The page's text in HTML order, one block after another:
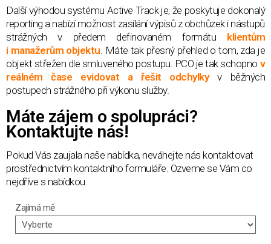
Další výhodou systému Active Track je, že poskytuje dokonalý
reporting a nabízí možnost zasílání výpisů z obchůzek i nástupů
strážných v předem definovaném formátu klientům
i manažerům objektu. Máte tak přesný přehled o tom, zda je
objekt střežen dle smluveného postupu. PCO je tak schopno v
reálném čase evidovat a řešit odchylkyv běžných
postupech strážného při výkonu služby.
Máte zájem o spolupráci?
Kontaktujte nás!
Pokud Vás zaujala naše nabídka, neváhejte nás kontaktovat
prostřednictvím kontaktního formuláře. Ozveme se Vám co
nejdříve s nabídkou.
Zajímá mě